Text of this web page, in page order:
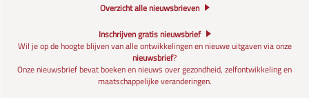
Overzicht alle nieuwsbrieven
Inschrijven gratis nieuwsbrief
Wil je op de hoogte blijven van alle ontwikkelingen en nieuwe uitgaven via onze
nieuwsbrief?
Onze nieuwsbrief bevat boeken en nieuws over gezondheid, zelfontwikkeling en
maatschappelijke veranderingen.